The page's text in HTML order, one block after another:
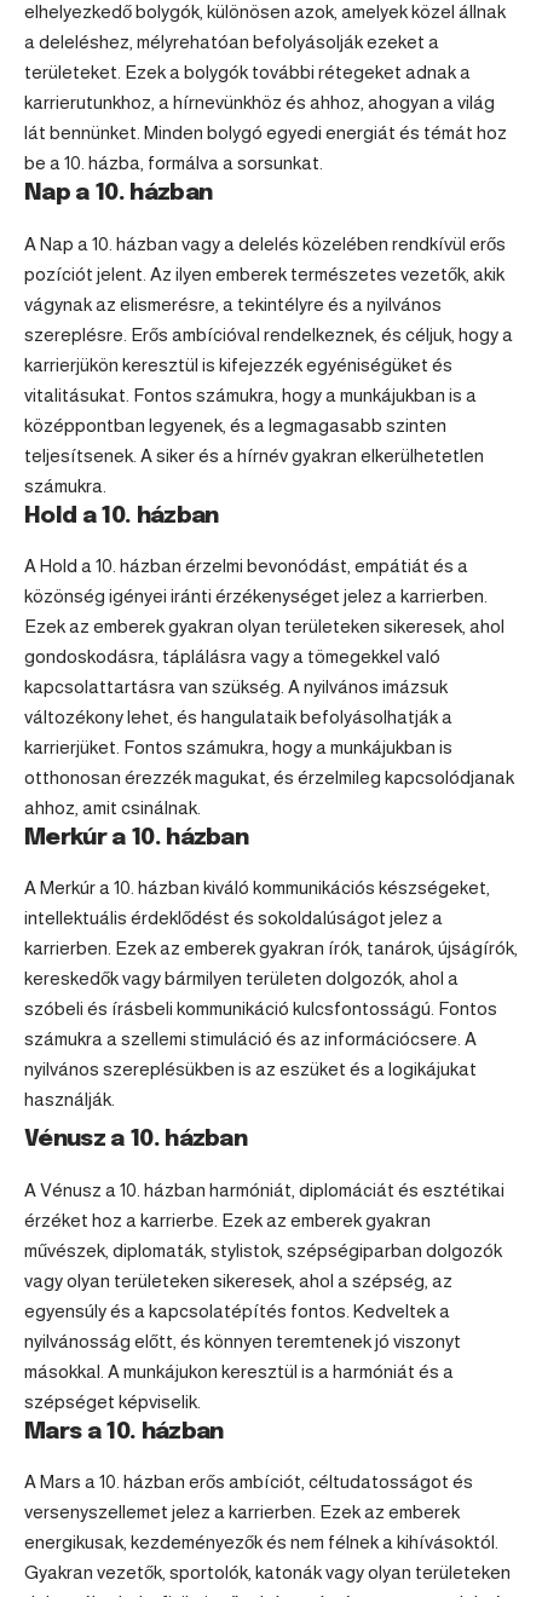
elhelyezkedő bolygók, különösen azok, amelyek közel állnak
a deleléshez, mélyrehatóan befolyásolják ezeket a
területeket. Ezek a bolygók további rétegeket adnak a
karrierutunkhoz, a hírnevünkhöz és ahhoz, ahogyan a világ
lát bennünket. Minden bolygó egyedi energiát és témát hoz
be a 10. házba, formálva a sorsunkat.
Nap a 10. házban
A Nap a 10. házban vagy a delelés közelében rendkívül erős
pozíciót jelent. Az ilyen emberek természetes vezetők, akik
vágynak az elismerésre, a tekintélyre és a nyilvános
szereplésre. Erős ambícióval rendelkeznek, és céljuk, hogy a
karrierjükön keresztül is kifejezzék egyéniségüket és
vitalitásukat. Fontos számukra, hogy a munkájukban is a
középpontban legyenek, és a legmagasabb szinten
teljesítsenek. A siker és a hírnév gyakran elkerülhetetlen
számukra.
Hold a 10. házban
A Hold a 10. házban érzelmi bevonódást, empátiát és a
közönség igényei iránti érzékenységet jelez a karrierben.
Ezek az emberek gyakran olyan területeken sikeresek, ahol
gondoskodásra, táplálásra vagy a tömegekkel való
kapcsolattartásra van szükség. A nyilvános imázsuk
változékony lehet, és hangulataik befolyásolhatják a
karrierjüket. Fontos számukra, hogy a munkájukban is
otthonosan érezzék magukat, és érzelmileg kapcsolódjanak
ahhoz, amit csinálnak.
Merkúr a 10. házban
A Merkúr a 10. házban kiváló kommunikációs készségeket,
intellektuális érdeklődést és sokoldalúságot jelez a
karrierben. Ezek az emberek gyakran írók, tanárok, újságírók,
kereskedők vagy bármilyen területen dolgozók, ahol a
szóbeli és írásbeli kommunikáció kulcsfontosságú. Fontos
számukra a szellemi stimuláció és az információcsere. A
nyilvános szereplésükben is az eszüket és a logikájukat
használják.
Vénusz a 10. házban
A Vénusz a 10. házban harmóniát, diplomáciát és esztétikai
érzéket hoz a karrierbe. Ezek az emberek gyakran
művészek, diplomaták, stylistok, szépségiparban dolgozók
vagy olyan területeken sikeresek, ahol a szépség, az
egyensúly és a kapcsolatépítés fontos. Kedveltek a
nyilvánosság előtt, és könnyen teremtenek jó viszonyt
másokkal. A munkájukon keresztül is a harmóniát és a
szépséget képviselik.
Mars a 10. házban
A Mars a 10. házban erős ambíciót, céltudatosságot és
versenyszellemet jelez a karrierben. Ezek az emberek
energikusak, kezdeményezők és nem félnek a kihívásoktól.
Gyakran vezetők, sportolók, katonák vagy olyan területeken